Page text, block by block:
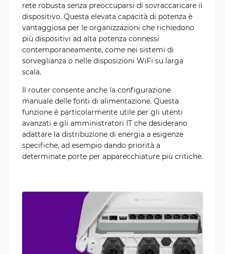
rete robusta senza preoccuparsi di sovraccaricare il
dispositivo. Questa elevata capacità di potenza è
vantaggiosa per le organizzazioni che richiedono
più dispositivi ad alta potenza connessi
contemporaneamente, come nei sistemi di
sorveglianza o nelle disposizioni WiFi su larga
scala.
Il router consente anche la configurazione
manuale delle fonti di alimentazione. Questa
funzione è particolarmente utile per gli utenti
avanzati e gli amministratori IT che desiderano
adattare la distribuzione di energia a esigenze
specifiche, ad esempio dando priorità a
determinate porte per apparecchiature più critiche.